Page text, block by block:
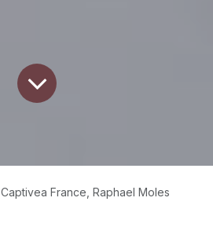
Captivea France, Raphael Moles